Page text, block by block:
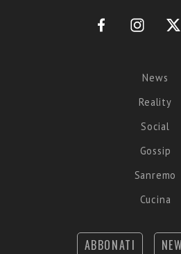
News
Reality
Social
Gossip
Sanremo
Cucina
ABBONATI